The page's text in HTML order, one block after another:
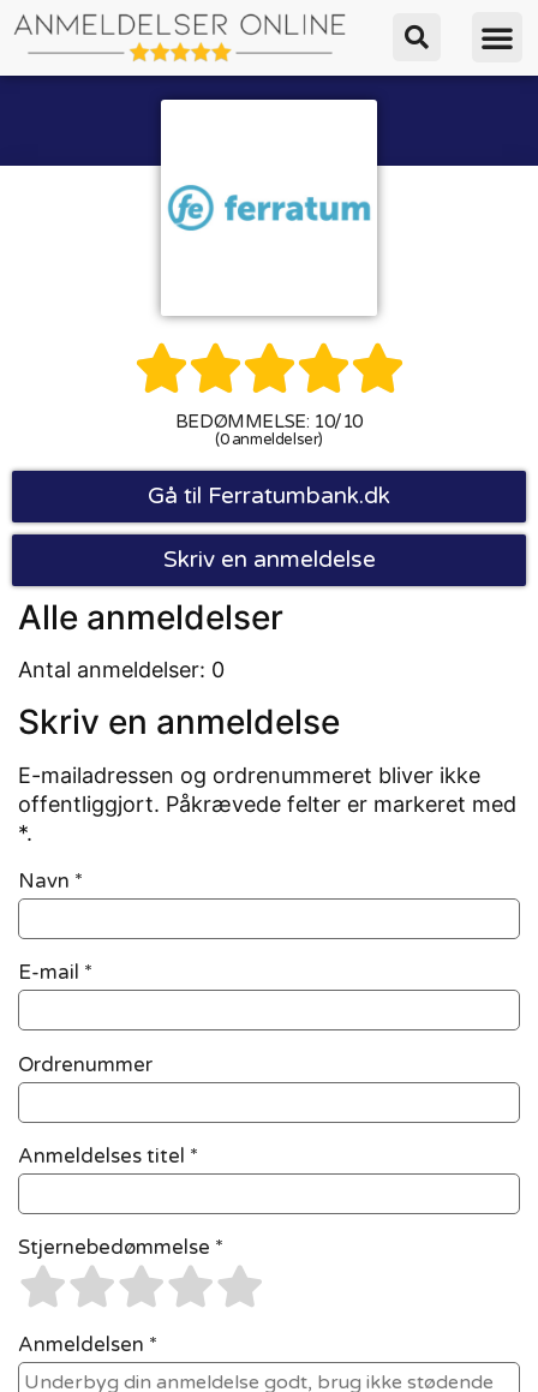

BEDØMMELSE: 10/10
(0 anmeldelser)
Gå til Ferratumbank.dk
Skriv en anmeldelse
Alle anmeldelser
Antal anmeldelser: 0
Skriv en anmeldelse
E-mailadressen og ordrenummeret bliver ikke
offentliggjort. Påkrævede felter er markeret med
*.
Navn *
E-mail *
Ordrenummer
Anmeldelses titel *
Stjernebedømmelse *
Anmeldelsen *